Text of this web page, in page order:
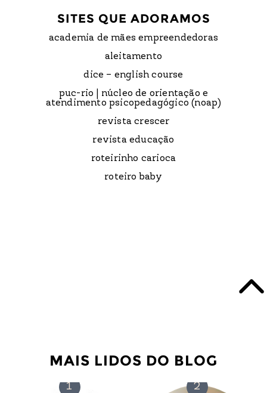
SITES QUE ADORAMOS
academia de mães empreendedoras
aleitamento
dice – english course
puc-rio | núcleo de orientação e
atendimento psicopedagógico (noap)
revista crescer
revista educação
roteirinho carioca
roteiro baby
MAIS LIDOS DO BLOG